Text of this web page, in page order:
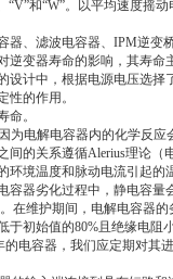
“V”和“W”。以平均速度摇动
器、滤波电容器、IPM逆变
逆变器寿命的影响，其寿命
设计中，根据电源电压选择
的作用。
命。
为电解电容器内的化学反应
间的关系遵循Alerius理论（
环境温度和脉动电流引起的
容器劣化过程中，静电容量
在维护期间，电解电容器的
于初始值的80%且绝缘电阻
电容器，我们应定期对其